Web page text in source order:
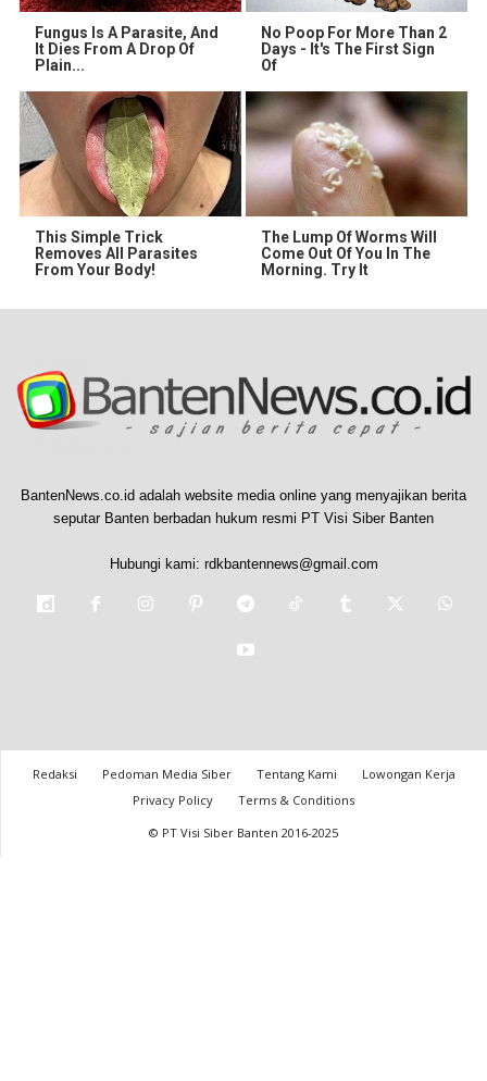
Fungus Is A Parasite, And
It Dies From A Drop Of
Plain...
No Poop For More Than 2
Days - It's The First Sign
Of
This Simple Trick
Removes All Parasites
From Your Body!
The Lump Of Worms Will
Come Out Of You In The
Morning. Try It
BantenNews.co.id adalah website media online yang menyajikan berita
seputar Banten berbadan hukum resmi PT Visi Siber Banten
Hubungi kami: rdkbantennews@gmail.com
Redaksi Pedoman Media Siber Tentang Kami
Lowongan Kerja
Privacy Policy
Terms & Conditions
© PT Visi Siber Banten 2016-2025